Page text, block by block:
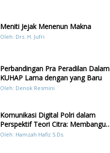
Meniti Jejak Menenun Makna
Oleh: Drs. H. Jufri
Perbandingan Pra Peradilan Dalam
KUHAP Lama dengan yang Baru
Oleh: Denok Resmini
Komunikasi Digital Polri dalam
Perspektif Teori Citra: Membangun
Kepercayaan Publik Melalui Konten
Oleh: Hamzah Hafiz S.Ds.